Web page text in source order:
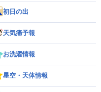
初日の出
天気痛予報
お洗濯情報
星空・天体情報